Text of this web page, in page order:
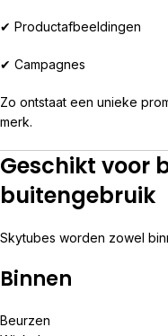
✔ Productafbeeldingen
✔ Campagnes
Zo ontstaat een unieke
merk.
Geschikt voor
buitengebruik
Skytubes worden zowel
Binnen
Beurzen